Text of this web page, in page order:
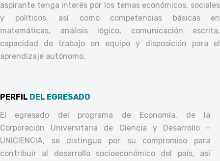
aspirante tenga interés por los temas económicos, sociales
y políticos, así como competencias básicas en
matemáticas, análisis lógico, comunicación escrita,
capacidad de trabajo en equipo y disposición para el
aprendizaje autónomo.
PERFIL DEL EGRESADO
El egresado del programa de Economía, de la
Corporación Universitaria de Ciencia y Desarrollo –
UNICIENCIA, se distingue por su compromiso para
contribuir al desarrollo socioeconómico del país, así